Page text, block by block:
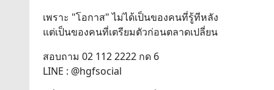
เพราะ "โอกาส" ไม่ได้เป็นของคนที่รู้ทีหลัง
แต่เป็นของคนที่เตรียมตัวก่อนตลาดเปลี่ยน
สอบถาม 02 112 2222 กด 6
LINE : @hgfsocial